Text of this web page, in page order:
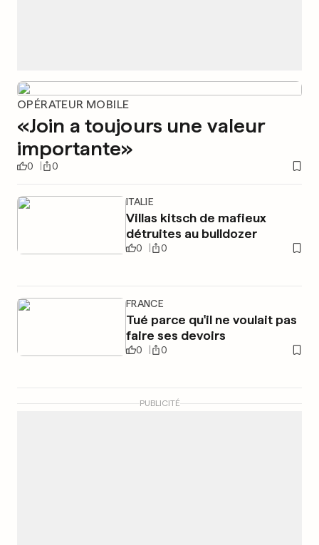
OPÉRATEUR MOBILE
«Join a toujours une valeur
importante»
0 0
ITALIE
Villas kitsch de mafieux
détruites au bulldozer
0 0
FRANCE
Tué parce qu'il ne voulait pas
faire ses devoirs
0 0
PUBLICITÉ